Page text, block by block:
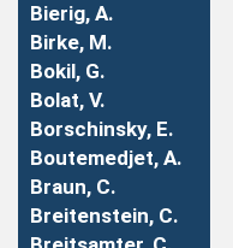
Bierig, A.
Birke, M.
Bokil, G.
Bolat, V.
Borschinsky, E.
Boutemedjet, A.
Braun, C.
Breitenstein, C.